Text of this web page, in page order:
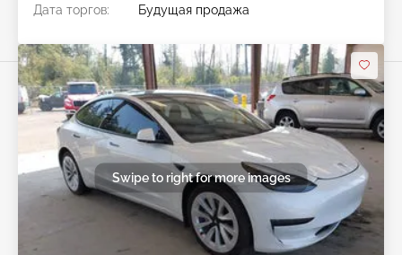
Дата торгов:
Будущая продажа
Swipe to right for more images